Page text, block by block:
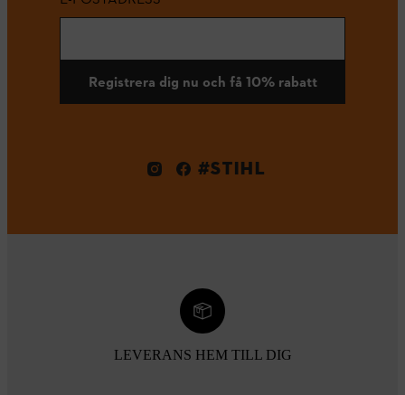
Registrera dig nu och få 10% rabatt
#STIHL
LEVERANS HEM TILL DIG